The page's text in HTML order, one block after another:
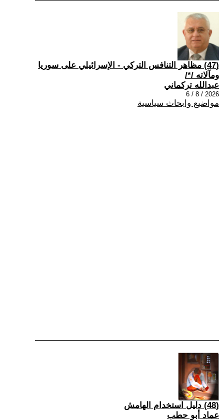
(47) مظاهر التنافس التركي - الإسرائيلي على سوريا
ومآلاته /*/
عبدالله تركماني
2026 / 8 / 6
مواضيع وابحاث سياسية
(48) دليل استخدام الهامش
عماد أبو حطب